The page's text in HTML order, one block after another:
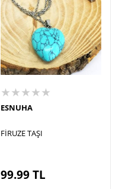
★★★★★
ESNUHA
FİRUZE TAŞI
99.99TL